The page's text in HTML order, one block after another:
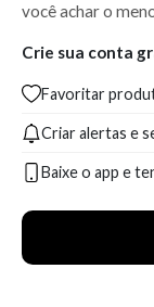
você achar o
Crie sua conta
Favoritar
Criar alertas e
Baixe o app e